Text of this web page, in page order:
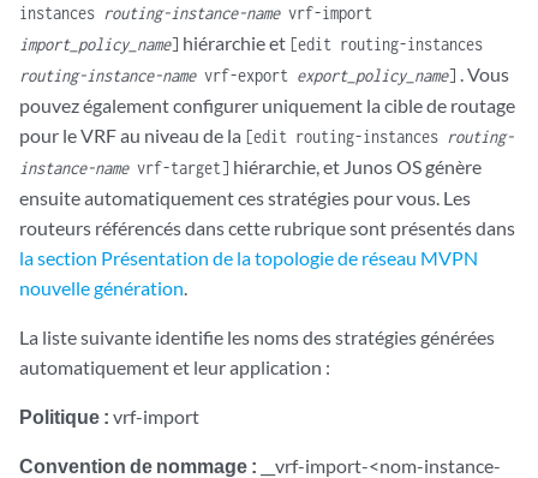
instances routing-instance-namevrf-import
import_policy_name] hiérarchie et [edit routing-instances
routing-instance-namevrf-export export_policy_name] . Vous
pouvez également configurer uniquement la cible de routage
pour le VRF au niveau de la [edit routing-instances routing-
instance-namevrf-target] hiérarchie, et Junos OS génère
ensuite automatiquement ces stratégies pour vous. Les
routeurs référencés dans cette rubrique sont présentés dans
la section Présentation de la topologie de réseau MVPN
nouvelle génération.
La liste suivante identifie les noms des stratégies générées
automatiquement et leur application :
Politique : vrf-import
Convention de nommage : __vrf-import-<nom-instance-